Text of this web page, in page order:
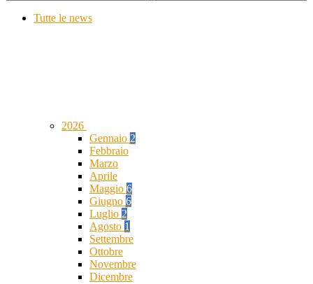
Tutte le news
2026
Gennaio 2
Febbraio
Marzo
Aprile
Maggio 6
Giugno 6
Luglio 2
Agosto 1
Settembre
Ottobre
Novembre
Dicembre